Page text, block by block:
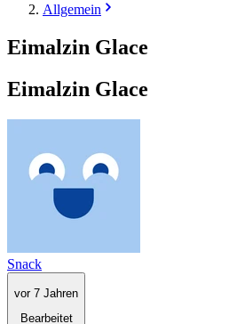
Allgemein
Eimalzin Glace
Eimalzin Glace
Snack
vor 7 Jahren
Bearbeitet